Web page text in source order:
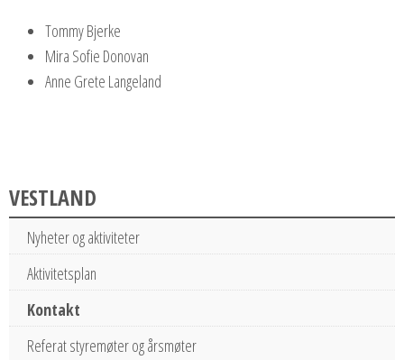
Tommy Bjerke
Mira Sofie Donovan
Anne Grete Langeland
VESTLAND
Nyheter og aktiviteter
Aktivitetsplan
Kontakt
Referat styremøter og årsmøter